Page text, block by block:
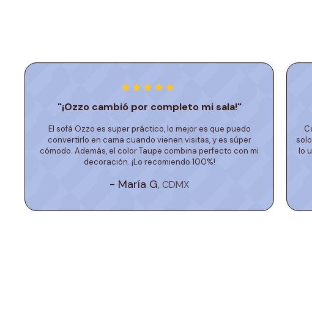
"¡Ozzo cambió por completo mi sala!"
El sofá Ozzo es super práctico, lo mejor es que puedo
convertirlo en cama cuando vienen visitas, y es súper
cómodo. Además, el color Taupe combina perfecto con mi
decoración. ¡Lo recomiendo 100%!
- María G, CDMX
lo